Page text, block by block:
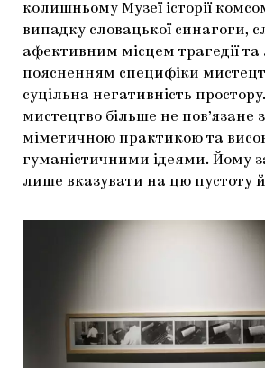
колишньому Музеї історії
випадку словацької синагоги,
афективним місцем трагедії та
поясненням специфіки
суцільна негативність
мистецтво більше не пов’язане
міметичною практикою та
гуманістичними ідеями. Йому
лише вказувати на цю пустоту й